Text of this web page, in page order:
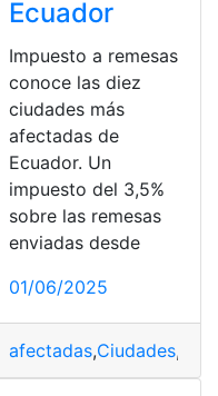
Ecuador
Impuesto a remesas
conoce las diez
ciudades más
afectadas de
Ecuador. Un
impuesto del 3,5%
sobre las remesas
enviadas desde
01/06/2025
afectadas,Ciudades,